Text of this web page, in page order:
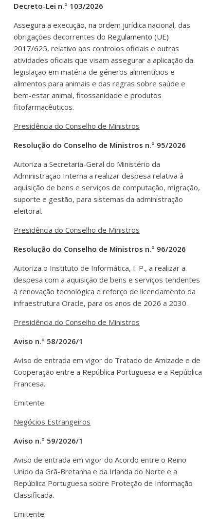
Decreto-Lei n.º 103/2026
Assegura a execução, na ordem jurídica nacional, das
obrigações decorrentes do Regulamento (UE)
2017/625, relativo aos controlos oficiais e outras
atividades oficiais que visam assegurar a aplicação da
legislação em matéria de géneros alimentícios e
alimentos para animais e das regras sobre saúde e
bem-estar animal, fitossanidade e produtos
fitofarmacêuticos.
Presidência do Conselho de Ministros
Resolução do Conselho de Ministros n.º 95/2026
Autoriza a Secretaria-Geral do Ministério da
Administração Interna a realizar despesa relativa à
aquisição de bens e serviços de computação, migração,
suporte e gestão, para sistemas da administração
eleitoral.
Presidência do Conselho de Ministros
Resolução do Conselho de Ministros n.º 96/2026
Autoriza o Instituto de Informática, I. P., a realizar a
despesa com a aquisição de bens e serviços tendentes
à renovação tecnológica e reforço de licenciamento da
infraestrutura Oracle, para os anos de 2026 a 2030.
Presidência do Conselho de Ministros
Aviso n.º 58/2026/1
Aviso de entrada em vigor do Tratado de Amizade e de
Cooperação entre a República Portuguesa e a República
Francesa.
Emitente:
Negócios Estrangeiros
Aviso n.º 59/2026/1
Aviso de entrada em vigor do Acordo entre o Reino
Unido da Grã-Bretanha e da Irlanda do Norte e a
República Portuguesa sobre Proteção de Informação
Classificada.
Emitente: